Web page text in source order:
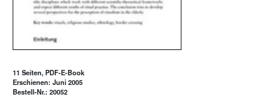
11 Seiten, PDF-E-Book
Erschienen: Juni 2005
Bestell-Nr.: 20052